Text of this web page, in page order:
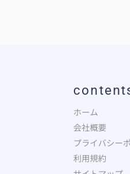
ホーム
会社概要
プライバシー
利用規約